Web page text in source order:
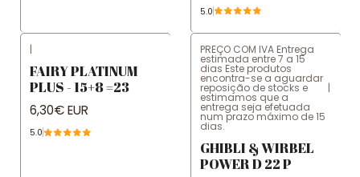
5.0
|
FAIRY PLATINUM
PLUS - 15+8 =23
6,30€ EUR
5.0
PREÇO COM IVA Entrega
estimada entre 7 a 15
dias Este produtos
encontra-se a aguardar
reposição de stocks e
estimamos que a
entrega seja efetuada
num prazo máximo de 15
dias.
|
GHIBLI & WIRBEL
POWER D 22 P